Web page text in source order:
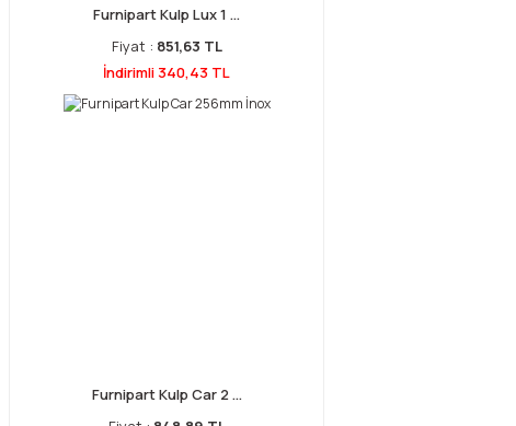
Furnipart Kulp Lux 1 ...
Fiyat : 851,63 TL
İndirimli 340,43 TL
Furnipart Kulp Car 2 ...